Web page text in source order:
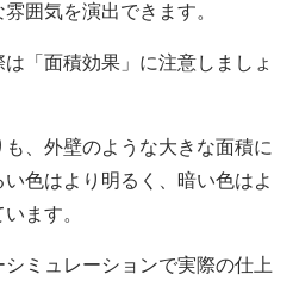
囲気を演出できます。
「面積効果」に注意しましょ
、外壁のような大きな面積に
色はより明るく、暗い色はよ
ます。
ミュレーションで実際の仕上